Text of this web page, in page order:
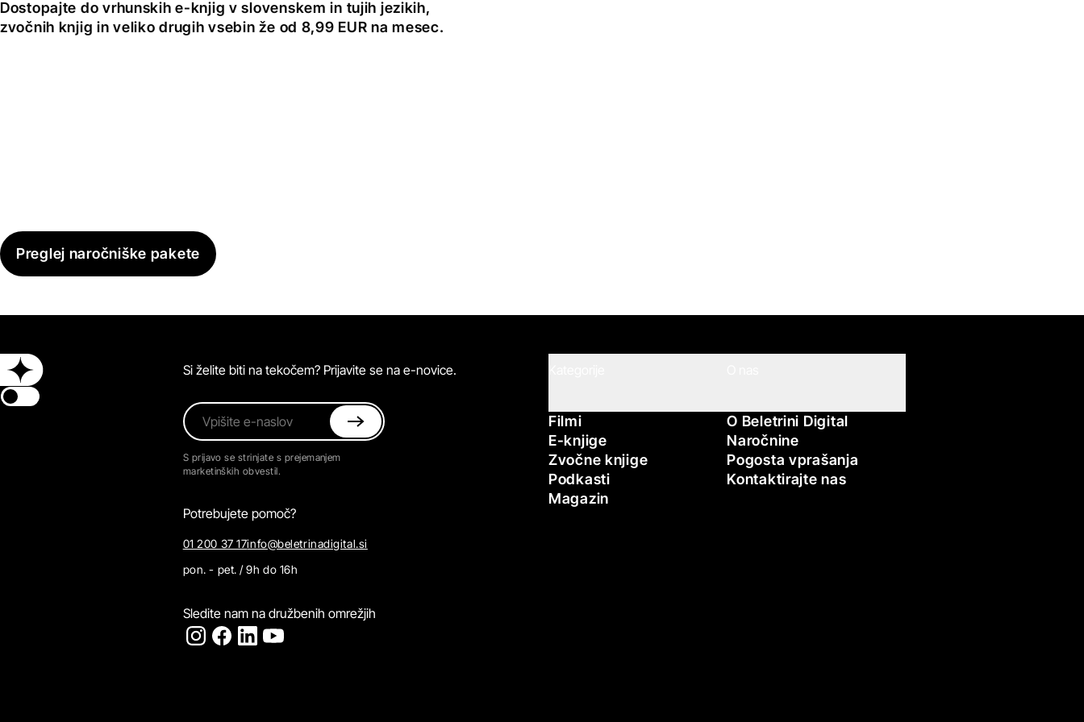
Dostopajte do vrhunskih e-knjig v slovenskem in tujih jezikih,
zvočnih knjig in veliko drugih vsebin že od 8,99 EUR na mesec.
Preglej naročniške pakete
Switch theme
Filmi
E-knjige
Zvočne knjige
Podkasti
Magazin
O Beletrini Digital
Naročnine
Pogosta vprašanja
Kontaktirajte nas
Si želite biti na tekočem? Prijavite se na e-novice.
Vpišite e-naslov
S prijavo se strinjate s prejemanjem
marketinških obvestil.
Potrebujete pomoč?
01 200 37 17info@beletrinadigital.si
pon. - pet. / 9h do 16h
Sledite nam na družbenih omrežjih